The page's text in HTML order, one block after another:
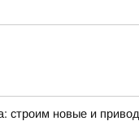
новые и